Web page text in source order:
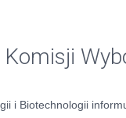
Komisji
i Biotechnologii